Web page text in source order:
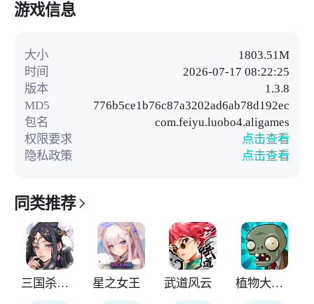
游戏信息
大小
1803.51M
时间
2026-07-17 08:22:25
版本
1.3.8
MD5
776b5ce1b76c87a3202ad6ab78d192ec
包名
com.feiyu.luobo4.aligames
权限要求
点击查看
隐私政策
点击查看
同类推荐
三国杀武将觉醒 星之女王 武道风云 植物大战僵尸无尽版